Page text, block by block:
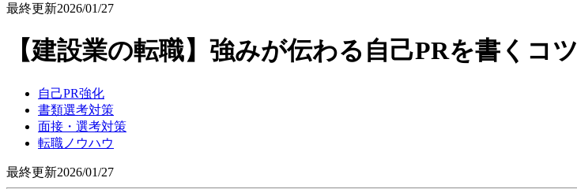
最終更新2026/01/27
【建設業の転職】強みが伝わる自己PRを書くコツ
自己PR強化
書類選考対策
面接・選考対策
転職ノウハウ
最終更新2026/01/27